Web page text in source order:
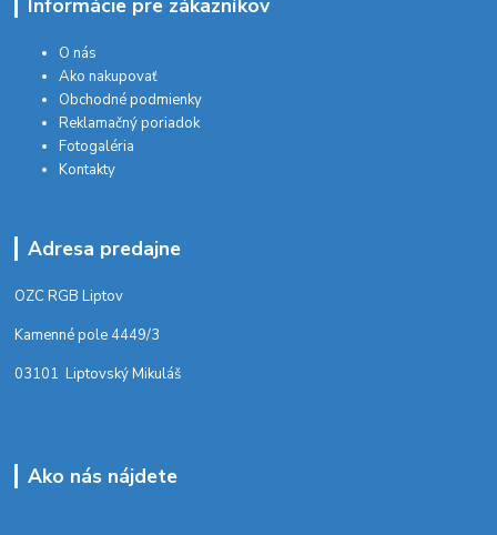
Informácie pre zákazníkov
O nás
Ako nakupovať
Obchodné podmienky
Reklamačný poriadok
Fotogaléria
Kontakty
Adresa predajne
OZC RGB Liptov
Kamenné pole 4449/3
03101 Liptovský Mikuláš
Ako nás nájdete